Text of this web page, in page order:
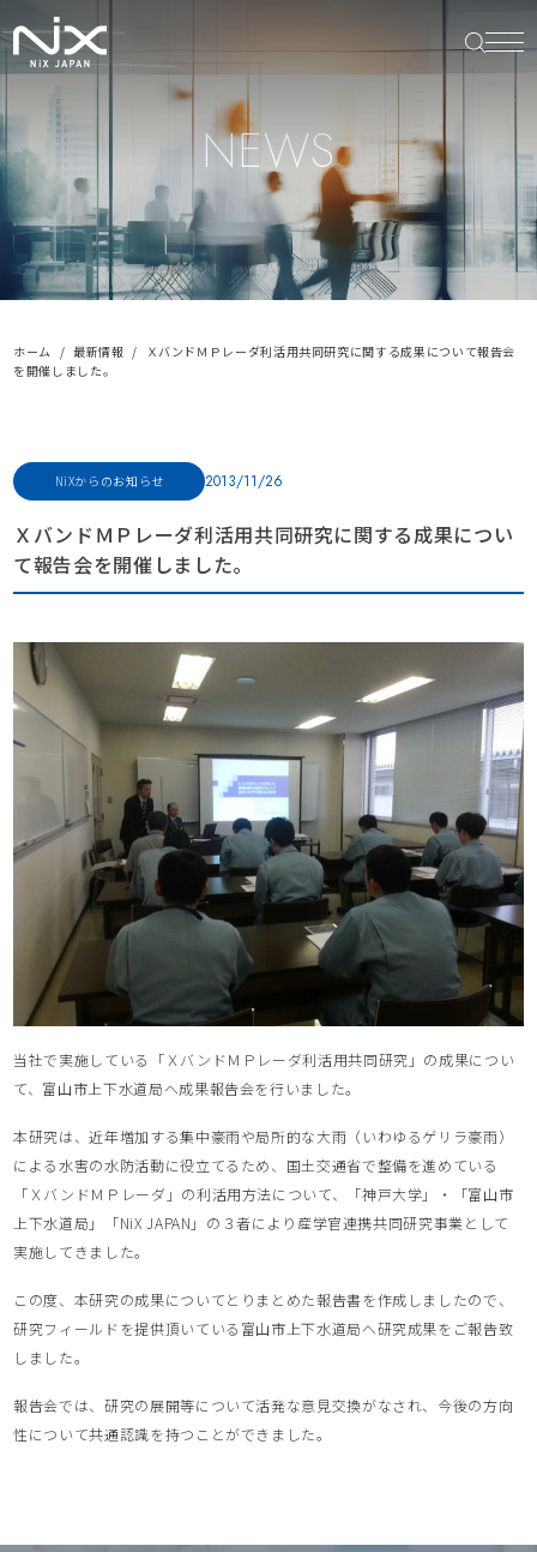
NEWS
ホーム 最新情報
ＸバンドＭＰレーダ利活用共同研究に関する成果について報告会
を開催しました。
NiXからのお知らせ 2013/11/26
ＸバンドＭＰレーダ利活用共同研究に関する成果につい
て報告会を開催しました。
当社で実施している「ＸバンドＭＰレーダ利活用共同研究」の成果につい
て、富山市上下水道局へ成果報告会を行いました。
本研究は、近年増加する集中豪雨や局所的な大雨（いわゆるゲリラ豪雨）
による水害の水防活動に役立てるため、国土交通省で整備を進めている
「ＸバンドＭＰレーダ」の利活用方法について、「神戸大学」・「富山市
上下水道局」「NiX JAPAN」の３者により産学官連携共同研究事業として
実施してきました。
この度、本研究の成果についてとりまとめた報告書を作成しましたので、
研究フィールドを提供頂いている富山市上下水道局へ研究成果をご報告致
しました。
報告会では、研究の展開等について活発な意見交換がなされ、今後の方向
性について共通認識を持つことができました。